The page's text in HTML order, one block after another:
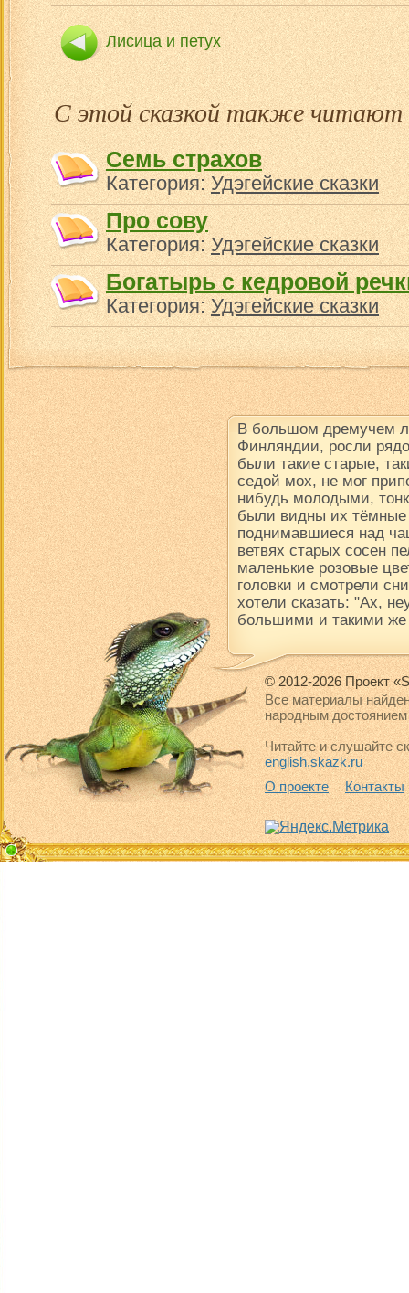
Лисица и петух
С этой сказкой также читают
Семь страхов
Категория:Удэгейские сказки
Про сову
Категория:Удэгейские сказки
Богатырь с кедровой
Категория:Удэгейские сказки
В большом дремучем
Финляндии, росли
были такие старые,
седой мох, не мог
нибудь молодыми,
были видны их
поднимавшиеся над
ветвях старых сосен
маленькие розовые
головки и смотрели
хотели сказать: "Ах,
большими и такими
© 2012-2026 Проект
Все материалы
народным достоянием
Читайте и слушайте
english.skazk.ru
О проекте
Контакты